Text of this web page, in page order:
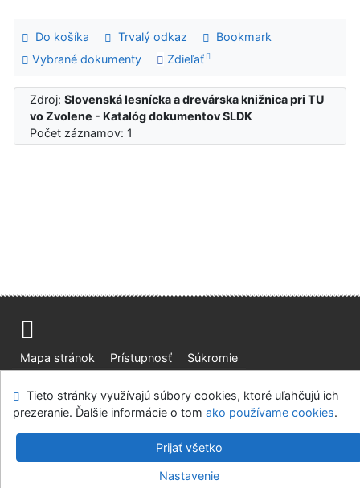
Do košíka Trvalý odkaz
Bookmark
Vybrané dokumenty
Zdieľať
Zdroj:Slovenská lesnícka a drevárska knižnica pri TU
vo Zvolene - Katalóg dokumentov SLDK
Počet záznamov: 1
Mapa stránok Prístupnosť
Súkromie
Slovenská lesnícka a drevárska knižnica pri Technickej
univerzite vo Zvolene
©1993-2026IPACv.4.8.63a-Cosmotron Slovakia, s.r.o.
Tieto stránky využívajú súbory cookies, ktoré uľahčujú ich
prezeranie. Ďalšie informácie o tom ako používame cookies.
Prijať všetko
Nastavenie